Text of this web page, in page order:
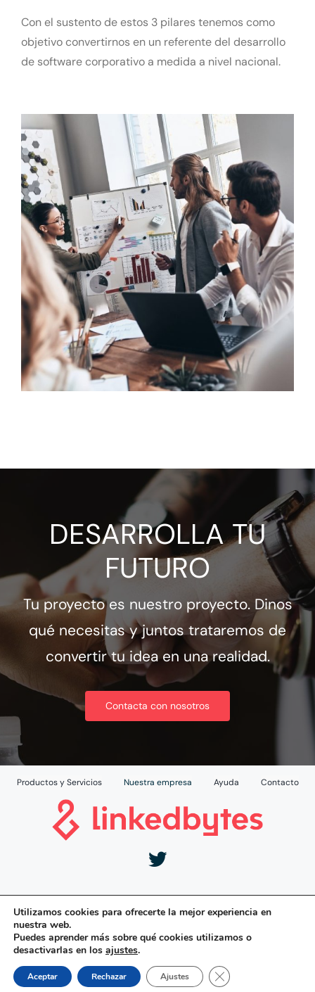
Con el sustento de estos 3 pilares tenemos como
objetivo convertirnos en un referente del desarrollo
de software corporativo a medida a nivel nacional.
DESARROLLA TU
FUTURO
Tu proyecto es nuestro proyecto. Dinos
qué necesitas y juntos trataremos de
convertir tu idea en una realidad.
Contacta con nosotros
Productos y Servicios Nuestra empresa Ayuda Contacto
Utilizamos cookies para ofrecerte la mejor experiencia en
nuestra web.
Puedes aprender más sobre qué cookies utilizamos o
desactivarlas en los ajustes.
Aceptar Rechazar Ajustes Cerrar el banner de